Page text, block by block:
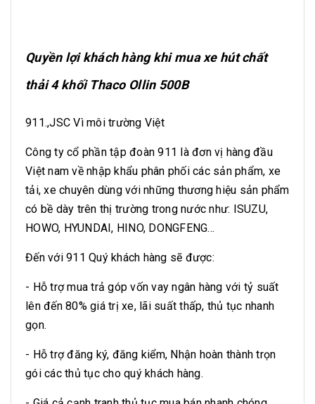
Quyền lợi khách hàng khi mua xe hút chất
thải 4 khối Thaco Ollin 500B
911.,JSC Vì môi trường Việt
Công ty cổ phần tập đoàn 911 là đơn vị hàng đầu
Việt nam về nhập khẩu phân phối các sản phẩm, xe
tải, xe chuyên dùng với những thương hiệu sản phẩm
có bề dày trên thị trường trong nước như: ISUZU,
HOWO, HYUNDAI, HINO, DONGFENG...
Đến với 911 Quý khách hàng sẽ được:
- Hỗ trợ mua trả góp vốn vay ngân hàng với tỷ suất
lên đến 80% giá trị xe, lãi suất thấp, thủ tục nhanh
gọn.
- Hỗ trợ đăng ký, đăng kiểm, Nhận hoàn thành trọn
gói các thủ tục cho quý khách hàng.